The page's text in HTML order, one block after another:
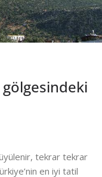
tekrar tekrar
en iyi tatil